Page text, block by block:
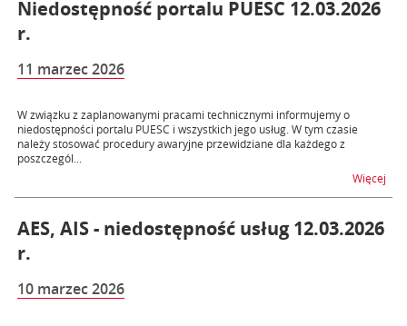
Niedostępność portalu PUESC 12.03.2026
r.
11 marzec 2026
W związku z zaplanowanymi pracami technicznymi informujemy o
niedostępności portalu PUESC i wszystkich jego usług. W tym czasie
należy stosować procedury awaryjne przewidziane dla każdego z
poszczegól...
Więcej
AES, AIS - niedostępność usług 12.03.2026
r.
10 marzec 2026